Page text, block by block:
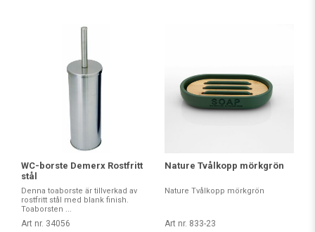
WC-borste Demerx Rostfritt
stål
Denna toaborste är tillverkad av
rostfritt stål med blank finish.
Toaborsten ...
Art nr. 34056
Nature Tvålkopp mörkgrön
Nature Tvålkopp mörkgrön
Art nr. 833-23